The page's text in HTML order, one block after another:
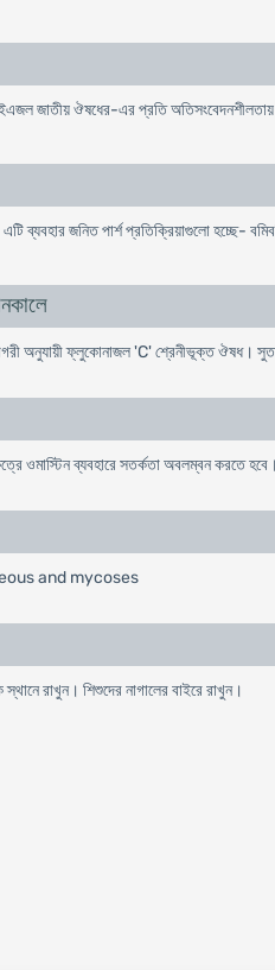
জাতীয় ঔষধের-এর প্রতি অতিসংবেদনশীলতায়
ব্যবহার জনিত পার্শ প্রতিক্রিয়াগুলো হচ্ছে-
অনুযায়ী ফ্লুকোনাজল 'C' শ্রেনীভূক্ত ঔষধ।
ওমাস্টিন ব্যবহারে সতর্কতা অবলম্বন করতে হবে।
and mycoses
রাখুন। শিশুদের নাগালের বাইরে রাখুন।